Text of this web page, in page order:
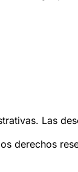
Las
derechos